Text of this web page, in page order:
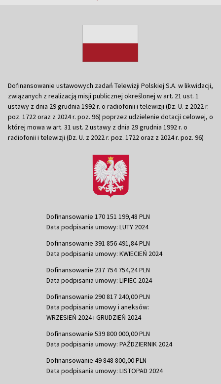
Dofinansowanie ustawowych zadań Telewizji Polskiej S.A. w likwidacji,
związanych z realizacją misji publicznej określonej w art. 21 ust. 1
ustawy z dnia 29 grudnia 1992 r. o radiofonii i telewizji (Dz. U. z 2022 r.
poz. 1722 oraz z 2024 r. poz. 96) poprzez udzielenie dotacji celowej, o
której mowa w art. 31 ust. 2 ustawy z dnia 29 grudnia 1992 r. o
radiofonii i telewizji (Dz. U. z 2022 r. poz. 1722 oraz z 2024 r. poz. 96)
Dofinansowanie 170 151 199,48 PLN
Data podpisania umowy: LUTY 2024
Dofinansowanie 391 856 491,84 PLN
Data podpisania umowy: KWIECIEŃ 2024
Dofinansowanie 237 754 754,24 PLN
Data podpisania umowy: LIPIEC 2024
Dofinansowanie 290 817 240,00 PLN
Data podpisania umowy i aneksów:
WRZESIEŃ 2024 i GRUDZIEŃ 2024
Dofinansowanie 539 800 000,00 PLN
Data podpisania umowy: PAŹDZIERNIK 2024
Dofinansowanie 49 848 800,00 PLN
Data podpisania umowy: LISTOPAD 2024